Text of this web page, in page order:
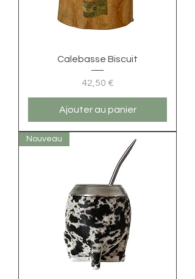
Calebasse Biscuit
Prix
42,50 €
Ajouter au panier
Nouveau